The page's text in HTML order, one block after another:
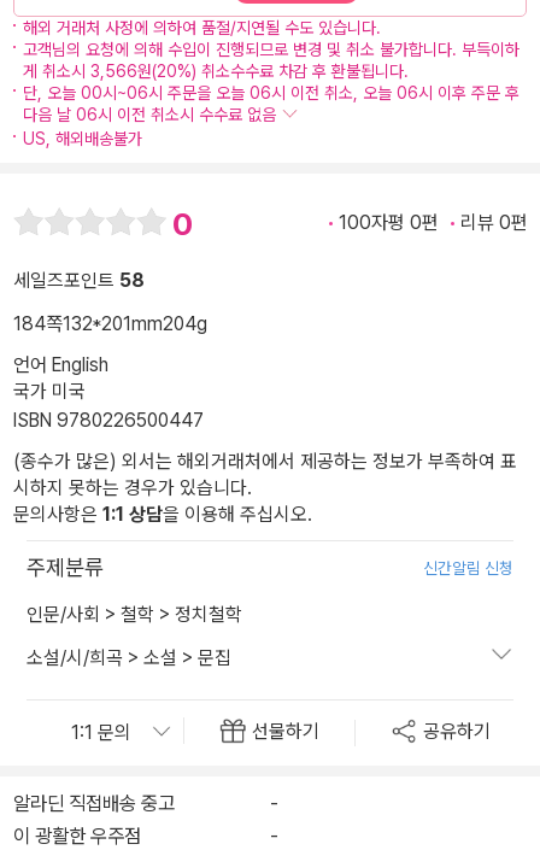
해외 거래처 사정에 의하여 품절/지연될 수도 있습니다.
고객님의 요청에 의해 수입이 진행되므로 변경 및 취소 불가합니다. 부득이하
게 취소시 3,566원(20%) 취소수수료 차감 후 환불됩니다.
단, 오늘 00시~06시 주문을 오늘 06시 이전 취소, 오늘 06시 이후 주문 후
다음 날 06시 이전 취소시 수수료 없음
US, 해외배송불가
0 100자평 0편 리뷰 0편
세일즈포인트 58
184쪽132*201mm204g
언어 English
국가 미국
ISBN 9780226500447
(종수가 많은) 외서는 해외거래처에서 제공하는 정보가 부족하여 표
시하지 못하는 경우가 있습니다.
문의사항은 1:1 상담을 이용해 주십시오.
주제분류 신간알림 신청
인문/사회 > 철학 > 정치철학
소설/시/희곡 > 소설 > 문집
선물하기 공유하기
알라딘 직접배송 중고
-
이 광활한 우주점
-